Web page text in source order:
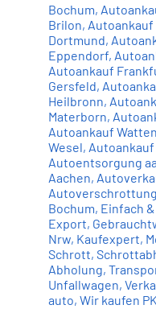
Bochum,
Brilon,
Dortmund,
Eppendorf,
Autoankauf
Gersfeld,
Heilbronn,
Materborn,
Autoankauf
Wesel,
Autoentsorgung
Aachen,
Autoverschrottung
Bochum, Einfach
Export,
Nrw, Kaufexpert,
Schrott,
Abholung,
Unfallwagen,
auto, Wir kaufen